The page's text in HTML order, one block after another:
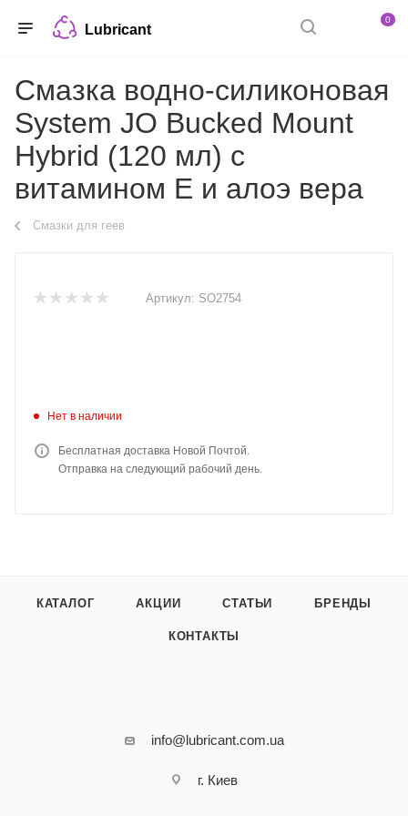
Lubricant
0
Смазка водно-силиконовая
System JO Bucked Mount
Hybrid (120 мл) с
витамином Е и алоэ вера
Смазки для геев
Артикул: SO2754
Нет в наличии
Бесплатная доставка Новой Почтой.
Отправка на следующий рабочий день.
КАТАЛОГ АКЦИИ СТАТЬИ БРЕНДЫ
КОНТАКТЫ
info@lubricant.com.ua
г. Киев